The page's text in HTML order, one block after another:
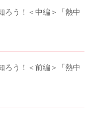
ろう！＜中編＞「熱中
ろう！＜前編＞「熱中